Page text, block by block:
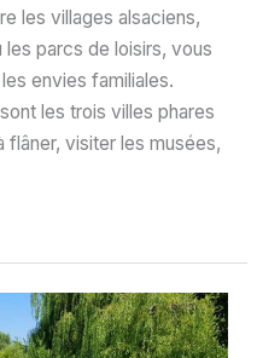
les villages alsaciens,
les parcs de loisirs, vous
envies familiales.
les trois villes phares
flâner, visiter les musées,